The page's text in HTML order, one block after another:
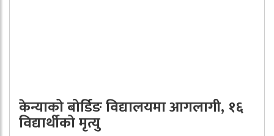
केन्याको बोर्डिङ विद्यालयमा आगलागी, १६
विद्यार्थीको मृत्यु